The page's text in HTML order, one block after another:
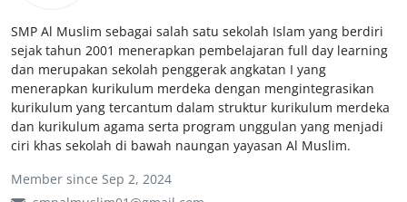
Galeri Dispendikbud Sidoarjo
Gallery
Lainnya
SMP Al Muslim sebagai salah satu sekolah Islam yang berdiri
sejak tahun 2001 menerapkan pembelajaran full day learning
dan merupakan sekolah penggerak angkatan I yang
menerapkan kurikulum merdeka dengan mengintegrasikan
kurikulum yang tercantum dalam struktur kurikulum merdeka
dan kurikulum agama serta program unggulan yang menjadi
ciri khas sekolah di bawah naungan yayasan Al Muslim.
Member since Sep 2, 2024